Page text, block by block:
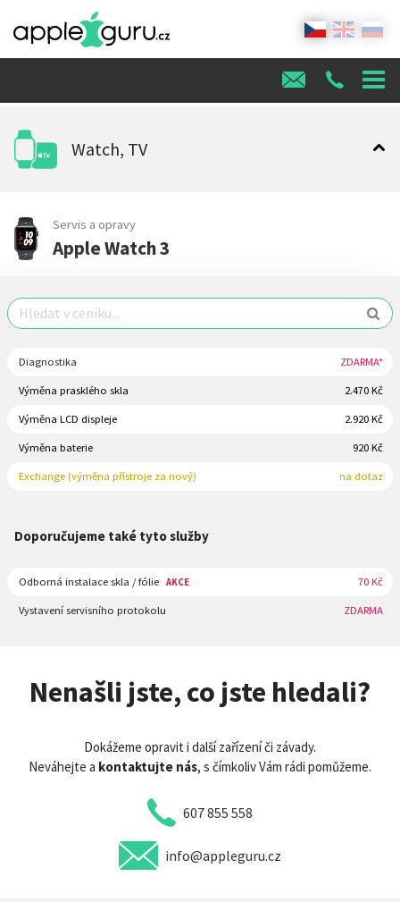
Watch, TV
Servis a opravy
Apple Watch 3
Diagnostika ZDARMA*
Výměna prasklého skla 2.470 Kč
Výměna LCD displeje 2.920 Kč
Výměna baterie 920 Kč
Exchange (výměna přístroje za nový) na dotaz
Doporučujeme také tyto služby
Odborná instalace skla / fólie AKCE 70 Kč
Vystavení servisního protokolu ZDARMA
Nenašli jste, co jste hledali?
Dokážeme opravit i další zařízení či závady.
Neváhejte a kontaktujte nás, s čímkoliv Vám rádi pomůžeme.
607 855 558
info@appleguru.cz